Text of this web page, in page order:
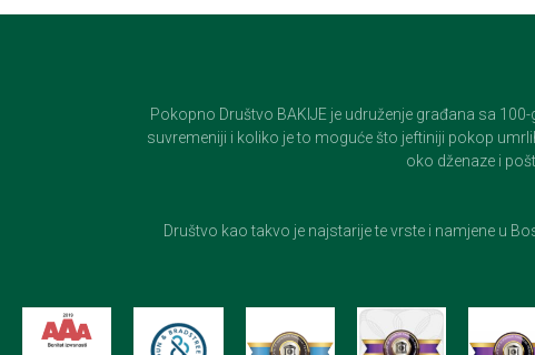
Pokopno Društvo BAKIJE je udruženje građana sa
suvremeniji i koliko je to moguće što jeftiniji pokop
oko dženaze i
Društvo kao takvo je najstarije te vrste i namjene u